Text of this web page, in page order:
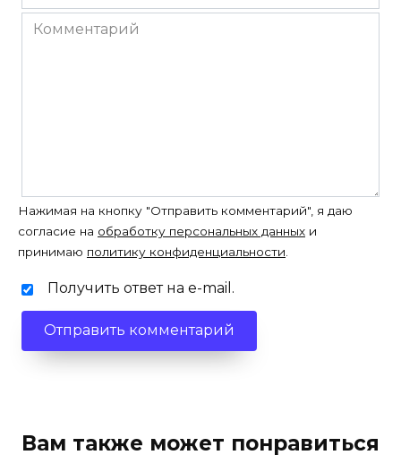
*
Комментарий
Нажимая на кнопку "Отправить комментарий", я даю
согласие на обработку персональных данных и
принимаю политику конфиденциальности
Получить ответ на e-mail.
Вам также может понравиться